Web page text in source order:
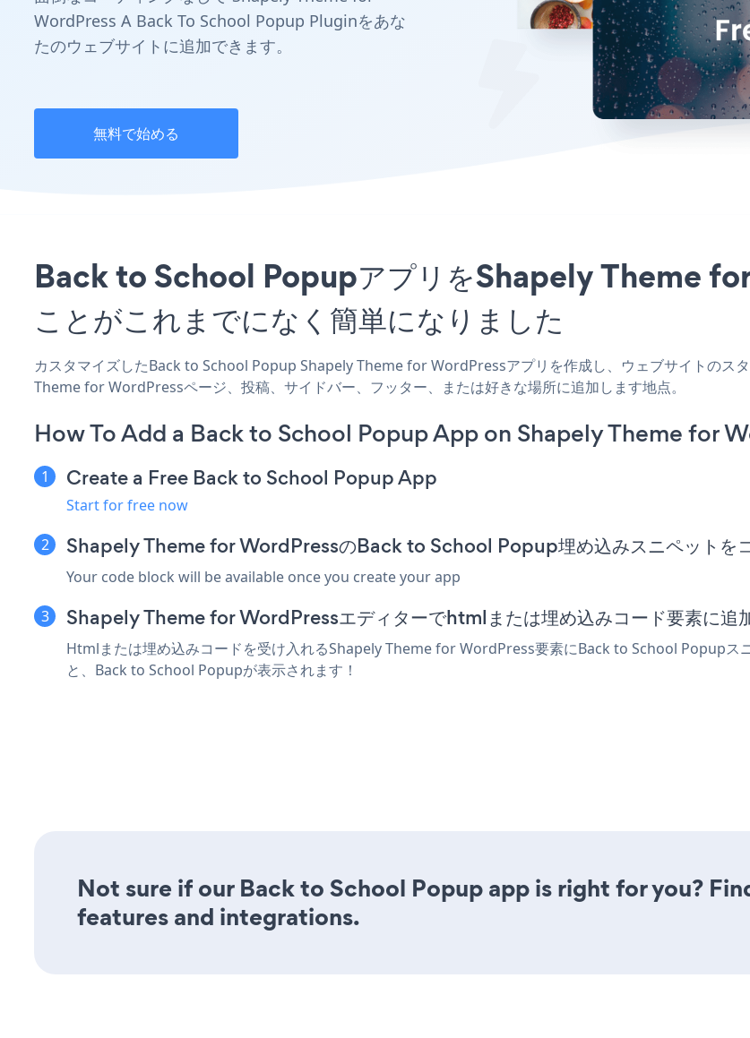
WordPress A Back To School Popup Pluginをあな
たのウェブサイトに追加できます。
無料で始める
Back to School PopupアプリをShapely Theme
ことがこれまでになく簡単になりました
カスタマイズしたBack to School Popup Shapely Theme for WordPressアプリを作成し、ウェブサイトのス
Theme for WordPressページ、投稿、サイドバー、フッター、または好きな場所に追加します地点。
How To Add a Back to School Popup App on Shapely Theme for
Create a Free Back to School Popup App
Start for free now
Shapely Theme for WordPressのBack to School Popup埋め込みスニペットを
Your code block will be available once you create your app
Shapely Theme for WordPressエディターでhtmlまたは埋め込みコード要素に追
Htmlまたは埋め込みコードを受け入れるShapely Theme for WordPress要素にBack to School Popupス
と、Back to School Popupが表示されます！
Not sure if our Back to School Popup app is right for you?
features and integrations.